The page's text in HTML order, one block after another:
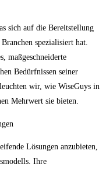
sich auf die Bereitstellung
Branchen spezialisiert hat.
maßgeschneiderte
Bedürfnissen seiner
wir, wie WiseGuys in
Mehrwert sie bieten.
Lösungen anzubieten,
Ihre